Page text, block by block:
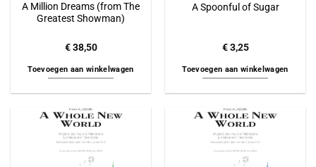
A Million Dreams (from The
Greatest Showman)
€38,50
Toevoegen aan winkelwagen
A Spoonful of Sugar
€3,25
Toevoegen aan winkelwagen